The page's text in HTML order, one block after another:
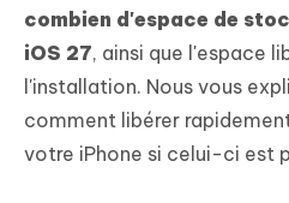
combien d'espace de
iOS 27, ainsi que l'espace
l'installation. Nous vous
comment libérer
votre iPhone si celui-ci est